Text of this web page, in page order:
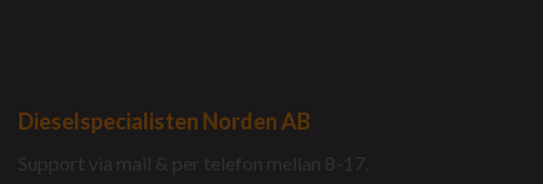
Dieselspecialisten Norden AB
Support via mail & per telefon mellan 8-17.